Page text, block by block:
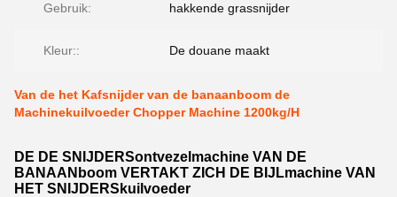
Gebruik: hakkende grassnijder
Kleur:: De douane maakt
Van de het Kafsnijder van de banaanboom de
Machinekuilvoeder Chopper Machine 1200kg/H
DE DE SNIJDERSontvezelmachine VAN DE
BANAANboom VERTAKT ZICH DE BIJLmachine VAN
HET SNIJDERSkuilvoeder